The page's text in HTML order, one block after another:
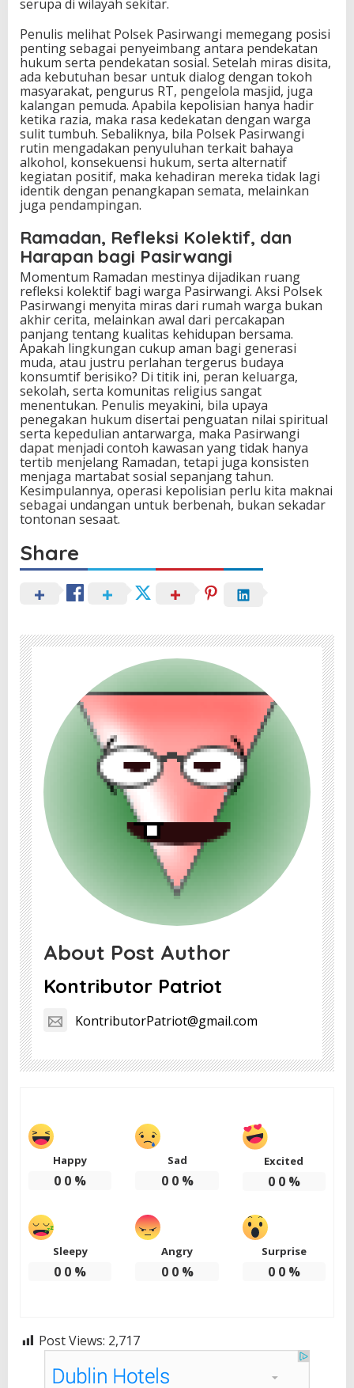
serupa di wilayah sekitar.
Penulis melihat Polsek Pasirwangi memegang posisi
penting sebagai penyeimbang antara pendekatan
hukum serta pendekatan sosial. Setelah miras disita,
ada kebutuhan besar untuk dialog dengan tokoh
masyarakat, pengurus RT, pengelola masjid, juga
kalangan pemuda. Apabila kepolisian hanya hadir
ketika razia, maka rasa kedekatan dengan warga
sulit tumbuh. Sebaliknya, bila Polsek Pasirwangi
rutin mengadakan penyuluhan terkait bahaya
alkohol, konsekuensi hukum, serta alternatif
kegiatan positif, maka kehadiran mereka tidak lagi
identik dengan penangkapan semata, melainkan
juga pendampingan.
Ramadan, Refleksi Kolektif, dan
Harapan bagi Pasirwangi
Momentum Ramadan mestinya dijadikan ruang
refleksi kolektif bagi warga Pasirwangi. Aksi Polsek
Pasirwangi menyita miras dari rumah warga bukan
akhir cerita, melainkan awal dari percakapan
panjang tentang kualitas kehidupan bersama.
Apakah lingkungan cukup aman bagi generasi
muda, atau justru perlahan tergerus budaya
konsumtif berisiko? Di titik ini, peran keluarga,
sekolah, serta komunitas religius sangat
menentukan. Penulis meyakini, bila upaya
penegakan hukum disertai penguatan nilai spiritual
serta kepedulian antarwarga, maka Pasirwangi
dapat menjadi contoh kawasan yang tidak hanya
tertib menjelang Ramadan, tetapi juga konsisten
menjaga martabat sosial sepanjang tahun.
Kesimpulannya, operasi kepolisian perlu kita maknai
sebagai undangan untuk berbenah, bukan sekadar
tontonan sesaat.
Share
About Post Author
Kontributor Patriot
KontributorPatriot@gmail.com
Happy
0 0 %
Sad
0 0%
Excited
0 0%
Sleepy
0 0 %
Angry
0 0%
Surprise
0 0%
Post Views: 2,717